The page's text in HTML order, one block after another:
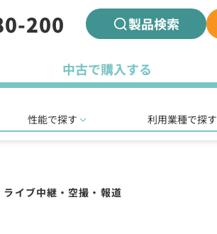
200 製品検索
中古で購入する
性能で探す 利用業種で探す
ライブ中継・空撮・報道